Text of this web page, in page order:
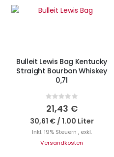
Nicht auf Lager
Bulleit Lewis Bag Kentucky
Straight Bourbon Whiskey
0,7l
Rating:
0%
21,43 €
30,61 €/ 1.00 Liter
Inkl. 19% Steuern , exkl.
Versandkosten